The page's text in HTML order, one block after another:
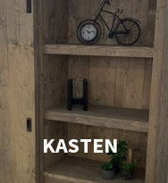
KASTEN